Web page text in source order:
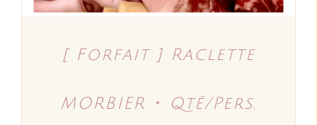
[ Forfait ] Raclette
MORBIER ･ Qté/Pers.